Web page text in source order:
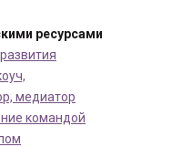
ресурсами
медиатор
командой